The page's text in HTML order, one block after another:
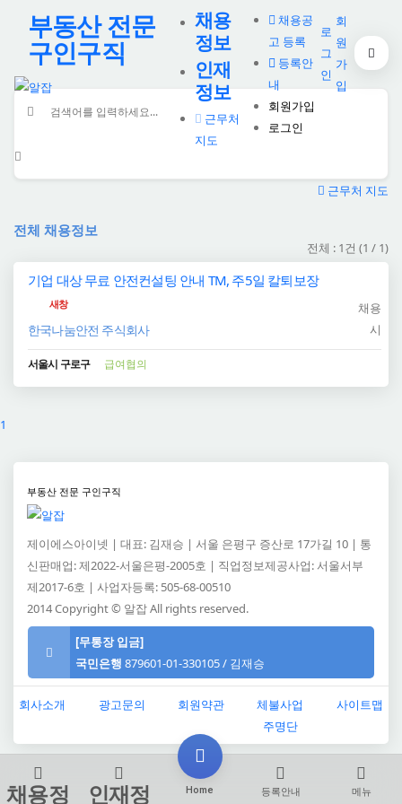
부동산 전문
구인구직
채용
정보
인재
정보
근무처
지도
채용공
고 등록
등록안
내
회원가입
로그인
로
그
인
회
원
가
입
근무처 지도
전체 채용정보
전체 : 1건 (1 / 1)
기업 대상 무료 안전컨설팅 안내 TM, 주5일 칼퇴보장
새창
한국나눔안전 주식회사
채용
시
서울시 구로구 급여협의
1
부동산 전문 구인구직
제이에스아이넷 | 대표: 김재승 | 서울 은평구 증산로 17가길 10 | 통
신판매업: 제2022-서울은평-2005호 | 직업정보제공사업: 서울서부
제2017-6호 | 사업자등록: 505-68-00510
2014 Copyright © 알잡 All rights reserved.
[무통장 입금]
국민은행 879601-01-330105 / 김재승
알잡 고객센터
Tel: 070-8671-7229/
메일: support@jsinet.co.kr
회사소개 광고문의 회원약관
체불사업
주명단
사이트맵
채용정 인재정 Home 등록안내 메뉴